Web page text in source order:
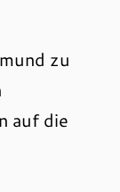
zu
auf die